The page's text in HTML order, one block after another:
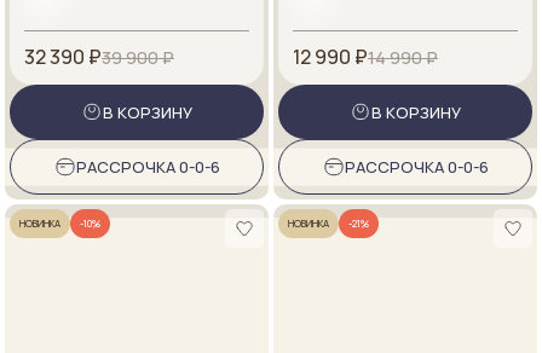
32 390 ₽39 900 ₽
В КОРЗИНУ
РАССРОЧКА 0-0-6
12 990 ₽14 990 ₽
В КОРЗИНУ
РАССРОЧКА 0-0-6
НОВИНКА -10% НОВИНКА -21%